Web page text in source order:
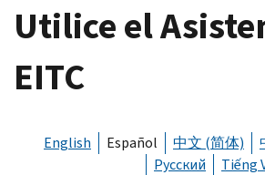
Utilice el
EITC
English Español 中文 (简体)
Русский
Tiếng